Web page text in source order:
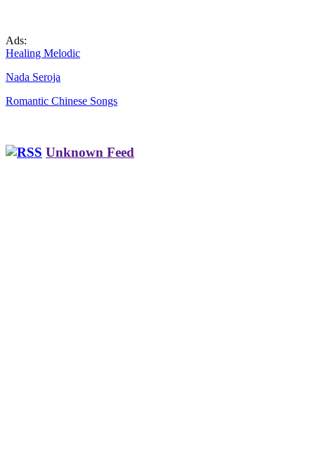
Ads:
Healing Melodic
Nada Seroja
Romantic Chinese Songs
Unknown Feed